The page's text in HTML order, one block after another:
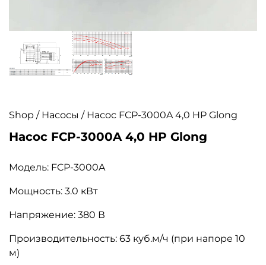
Shop / Насосы / Насос FCP-3000A 4,0 HP Glong
Насос FCP-3000A 4,0 HP Glong
Модель: FCP-3000A
Мощность: 3.0 кВт
Напряжение: 380 В
Производительность: 63 куб.м/ч (при напоре 10
м)